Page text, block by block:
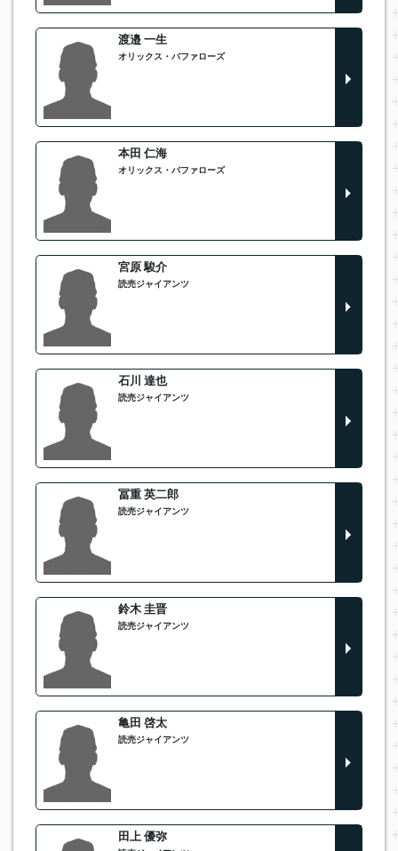
渡邉 一生
オリックス・バファローズ
本田 仁海
オリックス・バファローズ
宮原 駿介
読売ジャイアンツ
石川 達也
読売ジャイアンツ
冨重 英二郎
読売ジャイアンツ
鈴木 圭晋
読売ジャイアンツ
亀田 啓太
読売ジャイアンツ
田上 優弥